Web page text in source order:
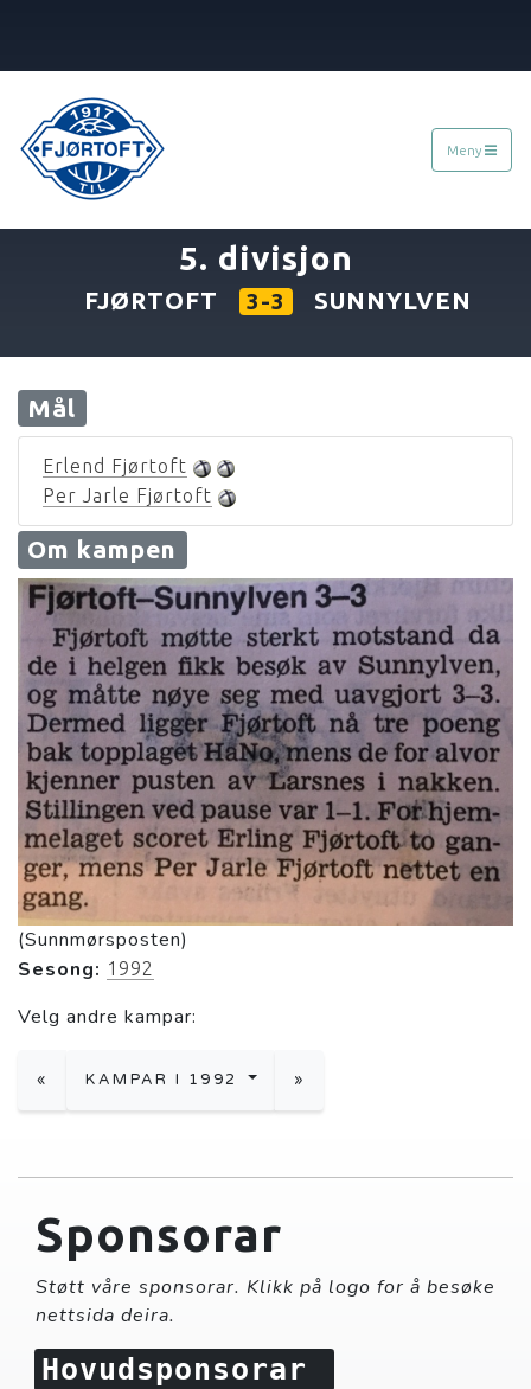
Meny
5. divisjon
FJØRTOFT 3-3 SUNNYLVEN
Mål
Erlend Fjørtoft
Per Jarle Fjørtoft
Om kampen
(Sunnmørsposten)
Sesong: 1992
Velg andre kampar:
« KAMPAR I 1992 »
Sponsorar
Støtt våre sponsorar. Klikk på logo for å besøke
nettsida deira.
Hovudsponsorar